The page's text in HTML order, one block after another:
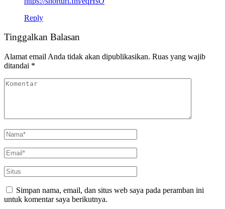
Reply
Tinggalkan Balasan
Alamat email Anda tidak akan dipublikasikan. Ruas yang wajib
ditandai *
Simpan nama, email, dan situs web saya pada peramban ini
untuk komentar saya berikutnya.